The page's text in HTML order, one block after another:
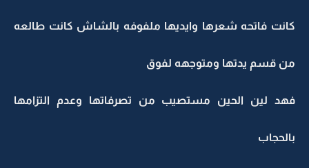
كانت فاتحه شعرها وايديها ملفوفه بالشاش كانت طالعه
من قسم يدتها ومتوجهه لفوق
فهد لين الحين مستصيب من تصرفاتها وعدم التزامها
بالحجاب